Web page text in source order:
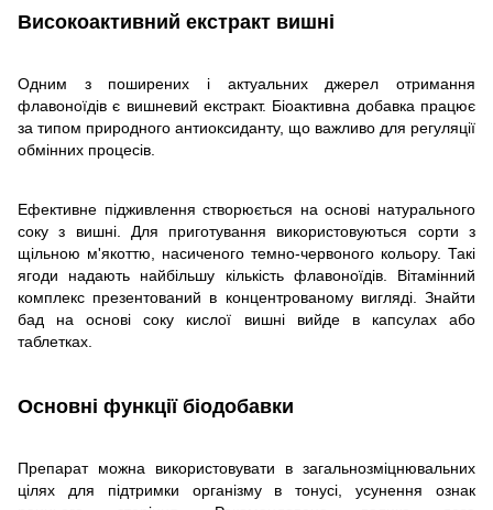
Високоактивний екстракт вишні
Одним з поширених і актуальних джерел отримання
флавоноїдів є вишневий екстракт. Біоактивна добавка працює
за типом природного антиоксиданту, що важливо для регуляції
обмінних процесів.
Ефективне підживлення створюється на основі натурального
соку з вишні. Для приготування використовуються сорти з
щільною м'якоттю, насиченого темно-червоного кольору. Такі
ягоди надають найбільшу кількість флавоноїдів. Вітамінний
комплекс презентований в концентрованому вигляді. Знайти
бад на основі соку кислої вишні вийде в капсулах або
таблетках.
Основні функції біодобавки
Препарат можна використовувати в загальнозміцнювальних
цілях для підтримки організму в тонусі, усунення ознак